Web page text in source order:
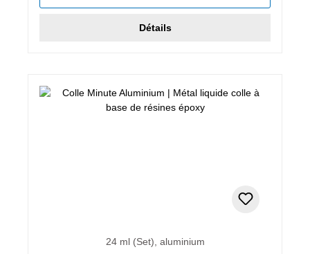
Détails
24 ml (Set), aluminium